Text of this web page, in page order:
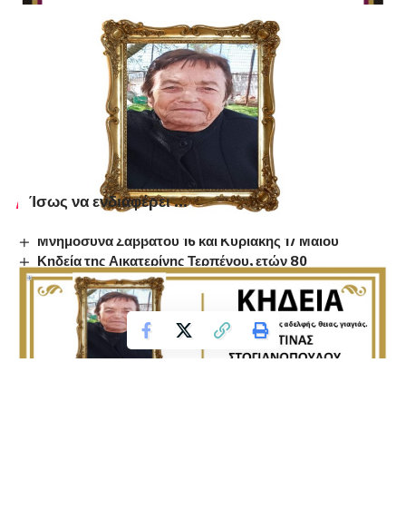
Ίσως να ενδιαφέρει ...
Μνημόσυνα Σαββάτου 16 και Κυριακής 17 Μαίου
Κηδεία της Αικατερίνης Τερπένου, ετών 80
Κηδεία του Δημητρίου Γιαννόπουλου, ετών 70
Κηδεία της Ελένης Θεοδωρίδου, ετών 91
Κηδεία του Βασιλείου Ιωαννίδη, ετών 62